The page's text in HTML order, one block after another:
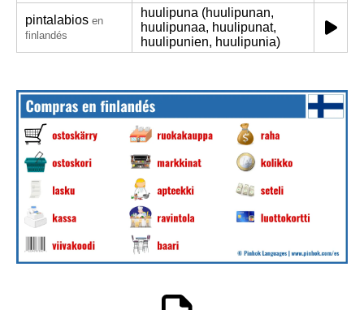
pintalabios en
finlandés
huulipuna (huulipunan,
huulipunaa, huulipunat,
huulipunien, huulipunia)